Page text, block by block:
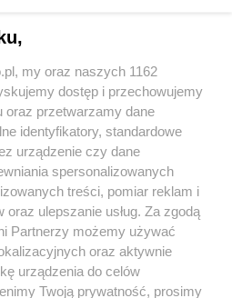
regulamin korzystania z portali
Skontaktuj sięz nami
Kontakt
Wydawca
Redakcja
my oraz naszych 1162
dostęp i przechowujemy
oraz przetwarzamy dane
identyfikatory, standardowe
urządzenie czy dane
spersonalizowanych
treści, pomiar reklam i
ulepszanie usług. Za zgodą
Partnerzy możemy używać
oraz aktywnie
urządzenia do celów
Twoją prywatność, prosimy